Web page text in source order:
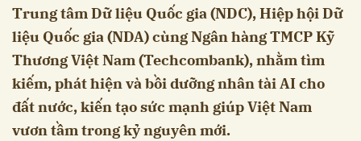
Trung tâm Dữ liệu Quốc gia (NDC), Hiệp hội Dữ
liệu Quốc gia (NDA) cùng Ngân hàng TMCP Kỹ
Thương Việt Nam (Techcombank), nhằm tìm
kiếm, phát hiện và bồi dưỡng nhân tài AI cho
đất nước, kiến tạo sức mạnh giúp Việt Nam
vươn tầm trong kỷ nguyên mới.